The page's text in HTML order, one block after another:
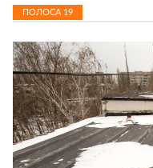
ПОЛОСА 19